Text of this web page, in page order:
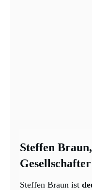
Steffen
Steffen Braun ist